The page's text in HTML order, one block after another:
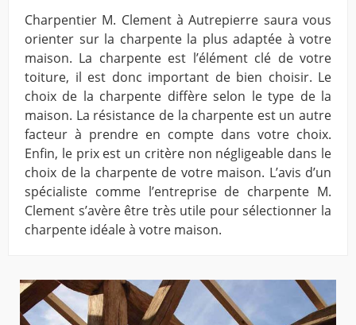
Charpentier M. Clement à Autrepierre saura vous
orienter sur la charpente la plus adaptée à votre
maison. La charpente est l’élément clé de votre
toiture, il est donc important de bien choisir. Le
choix de la charpente diffère selon le type de la
maison. La résistance de la charpente est un autre
facteur à prendre en compte dans votre choix.
Enfin, le prix est un critère non négligeable dans le
choix de la charpente de votre maison. L’avis d’un
spécialiste comme l’entreprise de charpente M.
Clement s’avère être très utile pour sélectionner la
charpente idéale à votre maison.